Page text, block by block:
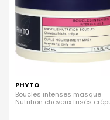
PHYTO
Boucles intenses masque
Nutrition cheveux frisés